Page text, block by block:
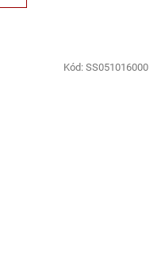
Kód: SS051016000